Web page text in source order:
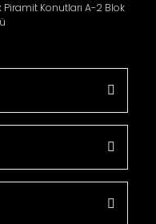
Piramit Konutları A-2 Blok